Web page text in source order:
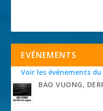
EVÉNEMENTS
Voir les événements du
BAO VUONG,